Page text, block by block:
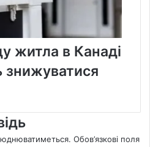
житла в Канаді
Обов’язкові поля